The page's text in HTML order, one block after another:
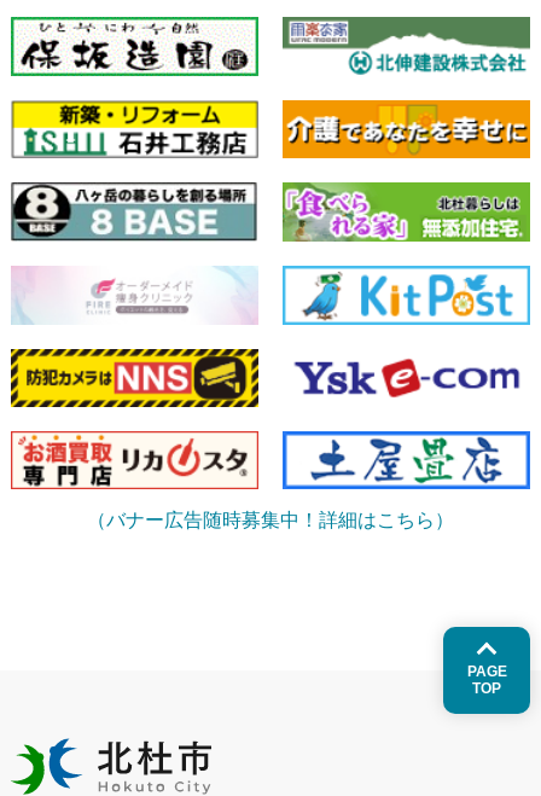
（バナー広告随時募集中！詳細はこちら）
PAGE
TOP